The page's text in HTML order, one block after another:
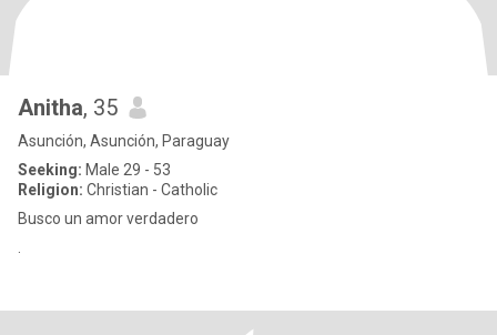
Anitha, 35
Asunción, Asunción, Paraguay
Seeking: Male 29 - 53
Religion: Christian - Catholic
Busco un amor verdadero